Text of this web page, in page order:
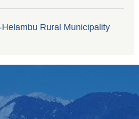
Helambu Rural Municipality